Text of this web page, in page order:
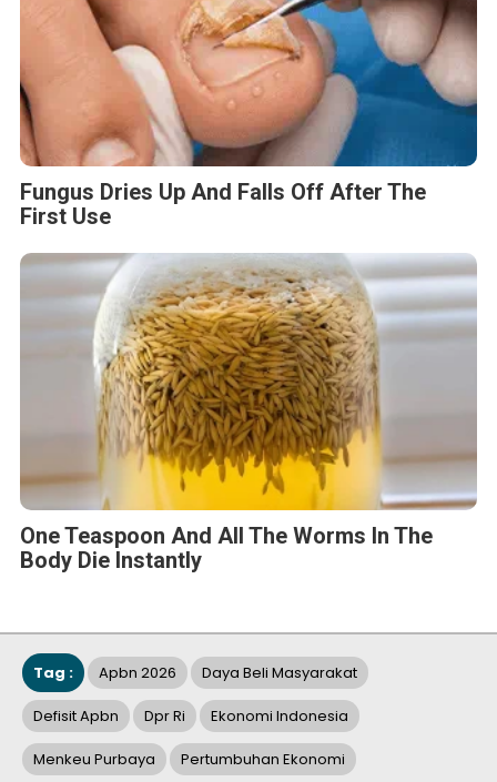
Fungus Dries Up And Falls Off After The
First Use
One Teaspoon And All The Worms In The
Body Die Instantly
Tag : Apbn 2026 Daya Beli Masyarakat
Defisit Apbn Dpr Ri Ekonomi Indonesia
Menkeu Purbaya Pertumbuhan Ekonomi